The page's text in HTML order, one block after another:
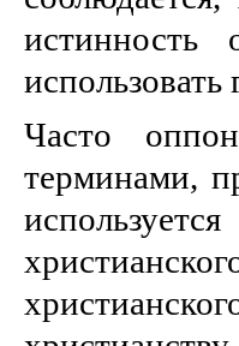
истинность
Часто
терминами,